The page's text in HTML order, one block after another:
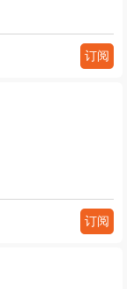
订阅
订阅